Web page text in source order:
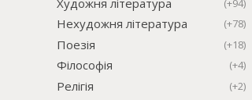
(+94)
Нехудожня література (+78)
Поезія (+18)
Філософія (+4)
Релігія (+2)